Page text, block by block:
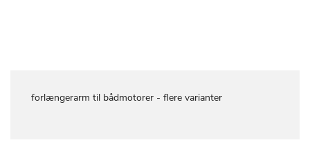
forlængerarm til bådmotorer - flere varianter